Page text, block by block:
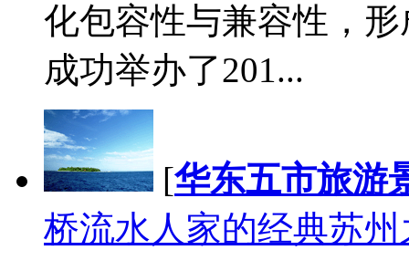
化包容性与兼容性，
成功举办了201...
[华东五市旅游
桥流水人家的经典苏州